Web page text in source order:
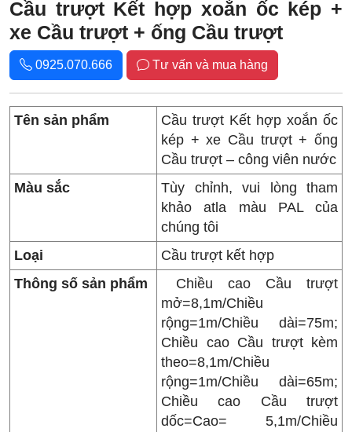
Cầu trượt Kết hợp xoắn ốc kép +
xe Cầu trượt + ống Cầu trượt
0925.070.666 Tư vấn và mua hàng
Tên sản phẩm
Cầu trượt Kết hợp xoắn ốc
kép + xe Cầu trượt + ống
Cầu trượt – công viên nước
Màu sắc
Tùy chỉnh, vui lòng tham
khảo atla màu PAL của
chúng tôi
Loại
Cầu trượt kết hợp
Thông số sản phẩm
Chiều cao Cầu trượt
mở=8,1m/Chiều
rộng=1m/Chiều dài=75m;
Chiều cao Cầu trượt kèm
theo=8,1m/Chiều
rộng=1m/Chiều dài=65m;
Chiều cao Cầu trượt
dốc=Cao= 5,1m/Chiều